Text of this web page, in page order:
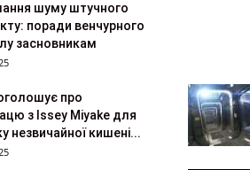
шуму штучного
поради венчурного
засновникам
про
з Issey Miyake для
незвичайної кишені...